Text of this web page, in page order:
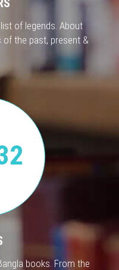
of legends. About
of the past, present &
books. From the